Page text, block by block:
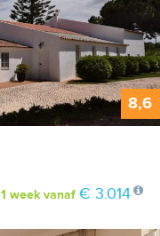
8,6
1 weekvanaf € 3.014